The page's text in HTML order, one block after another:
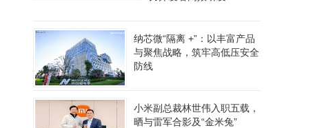
纳芯微“隔离 +”：以丰富产品
与聚焦战略，筑牢高低压安全
防线
小米副总裁林世伟入职五载，
晒与雷军合影及“金米兔”